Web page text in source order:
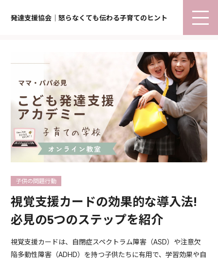
発達支援協会｜怒らなくても伝わる子育てのヒント
視覚支援カードの効果的な導入法!
必見の5つのステップを紹介
視覚支援カードは、自閉症スペクトラム障害（ASD）や注意欠
陥多動性障害（ADHD）を持つ子供たちに有用で、学習効果や自
子供の問題行動